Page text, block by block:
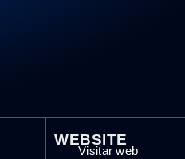
WEBSITE
Visitar web